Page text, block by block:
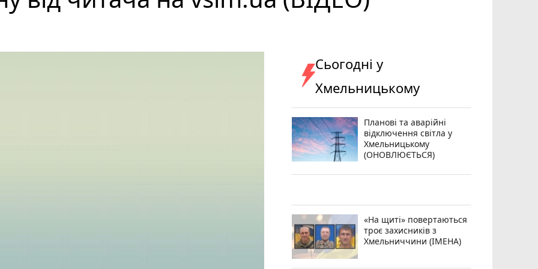
Сьогодні у
Хмельницькому
Планові та аварійні
відключення світла у
Хмельницькому
(ОНОВЛЮЄТЬСЯ)
«На щиті» повертаються
троє захисників з
Хмельниччини (ІМЕНА)